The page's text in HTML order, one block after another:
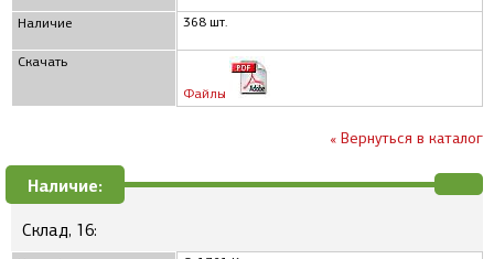
Наличие
Скачать
368 шт.
Файлы
« Вернуться в каталог
Наличие:
Склад, 16: